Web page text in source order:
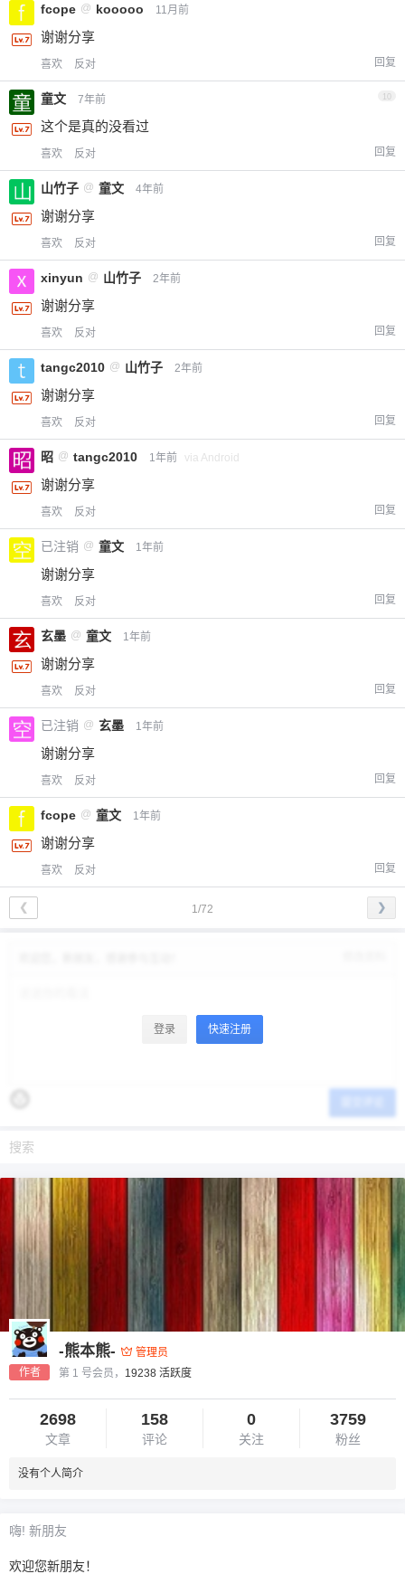
fcope @ kooooo 11月前
谢谢分享
喜欢 反对 回复
童文 7年前
这个是真的没看过
喜欢 反对 回复
山竹子 @ 童文 4年前
谢谢分享
喜欢 反对 回复
xinyun @ 山竹子 2年前
谢谢分享
喜欢 反对 回复
tangc2010 @ 山竹子 2年前
谢谢分享
喜欢 反对 回复
昭 @ tangc2010 1年前 via Android
谢谢分享
喜欢 反对 回复
已注销 @ 童文 1年前
谢谢分享
喜欢 反对 回复
玄墨 @ 童文 1年前
谢谢分享
喜欢 反对 回复
已注销 @ 玄墨 1年前
谢谢分享
喜欢 反对 回复
fcope @ 童文 1年前
谢谢分享
喜欢 反对 回复
1/72
❮ ❯
登录 快速注册
作者
-熊本熊-
管理员
第 1 号会员， 19238 活跃度
2698
文章
158
评论
0
关注
3759
粉丝
没有个人简介
嗨! 新朋友
欢迎您新朋友！